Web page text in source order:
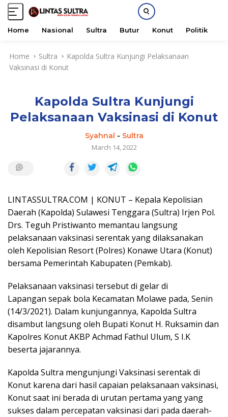
Home Nasional Sultra Butur Konut Politik
Home Sultra
Kapolda Sultra Kunjungi Pelaksanaan
Vaksinasi di Konut
Kapolda Sultra Kunjungi
Pelaksanaan Vaksinasi di Konut
Syahnal - Sultra
March 14, 2022
LINTASSULTRA.COM | KONUT – Kepala Kepolisian
Daerah (Kapolda) Sulawesi Tenggara (Sultra) Irjen Pol.
Drs. Teguh Pristiwanto memantau langsung
pelaksanaan vaksinasi serentak yang dilaksanakan
oleh Kepolisian Resort (Polres) Konawe Utara (Konut)
bersama Pemerintah Kabupaten (Pemkab).
Pelaksanaan vaksinasi tersebut di gelar di
Lapangan sepak bola Kecamatan Molawe pada, Senin
(14/3/2021). Dalam kunjungannya, Kapolda Sultra
disambut langsung oleh Bupati Konut H. Ruksamin dan
Kapolres Konut AKBP Achmad Fathul Ulum, S I.K
beserta jajarannya.
Kapolda Sultra mengunjungi Vaksinasi serentak di
Konut karena dari hasil capaian pelaksanaan vaksinasi,
Konut saat ini berada di urutan pertama yang yang
sukses dalam percepatan vaksinasi dari pada daerah-